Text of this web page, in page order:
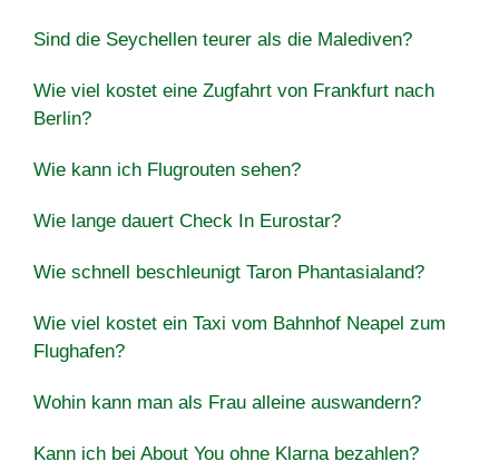
Sind die Seychellen teurer als die Malediven?
Wie viel kostet eine Zugfahrt von Frankfurt nach
Berlin?
Wie kann ich Flugrouten sehen?
Wie lange dauert Check In Eurostar?
Wie schnell beschleunigt Taron Phantasialand?
Wie viel kostet ein Taxi vom Bahnhof Neapel zum
Flughafen?
Wohin kann man als Frau alleine auswandern?
Kann ich bei About You ohne Klarna bezahlen?